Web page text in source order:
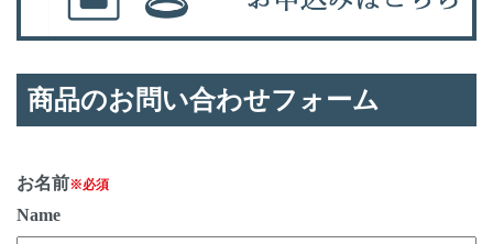
商品のお問い合わせフォーム
お名前※必須
Name